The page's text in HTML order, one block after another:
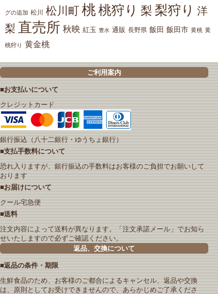
グの追加 松川 松川町 桃桃狩り 梨 梨狩り 洋
梨 直売所 秋映 紅玉 豊水 通販 長野県 飯田 飯田市 黄桃 黄
桃狩り 黄金桃
ご利用案内
■お支払いについて
クレジットカード
銀行振込（八十二銀行・ゆうちょ銀行）
■支払手数料について
恐れ入りますが、銀行振込の手数料はお客様のご負担でお願いして
おります
■お届けについて
クール宅急便
■送料
注文内容によって送料が異なります。「注文承諾メール」でお知ら
せいたしますので必ずご確認ください。
返品、交換について
■返品の条件・期限
生鮮食品のため、お客様のご都合によるキャンセル、返品や交換
は、原則としてお受けできませんので、あらかじめご了承くださ